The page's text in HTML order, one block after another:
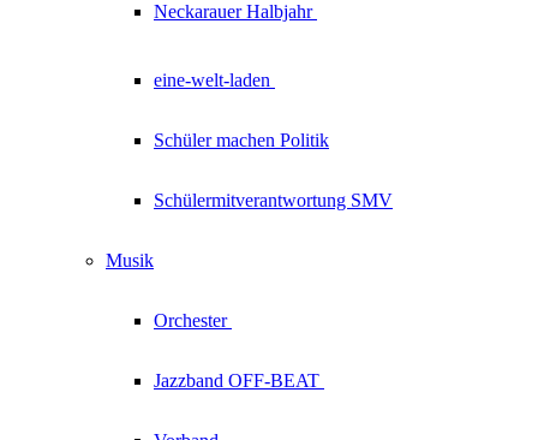
NeckarauerHalbjahr
eine-welt-laden
Schüler machen Politik
Schülermitverantwortung SMV
Musik
Orchester
Jazzband OFF-BEAT